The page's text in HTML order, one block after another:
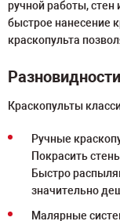
ручной работы,
быстрое нанесение
краскопульта
Краскопульты
Ручные
Покрасить
Быстро
значительно
Малярные